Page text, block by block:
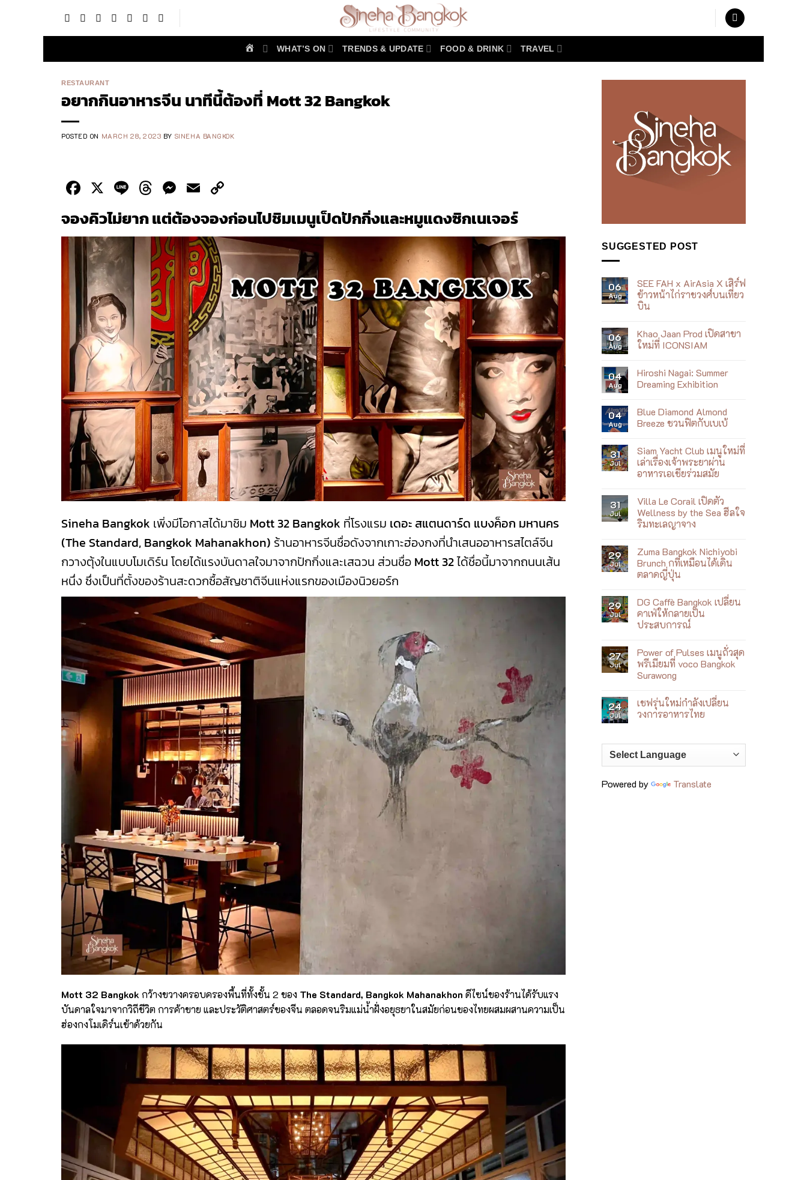
content
WHAT’S ON TRENDS & UPDATE FOOD & DRINK TRAVEL
RESTAURANT
อยากกินอาหารจีน นาทีนี้ต้องที่ Mott 32 Bangkok
POSTED ON MARCH 28, 2023 BY SINEHA BANGKOK
Facebook
X LineThreads
Messenger
Email
Link
จองคิวไม่ยาก แต่ต้องจองก่อนไปชิมเมนูเป็ดปักกิ่งและหมูแดงซิกเนเจอร์
Sineha Bangkok เพิ่งมีโอกาสได้มาชิม Mott 32 Bangkok ที่โรงแรม เดอะ สแตนดาร์ด แบงค็อก มหานคร
(The Standard, Bangkok Mahanakhon) ร้านอาหารจีนชื่อดังจากเกาะฮ่องกงที่นำเสนออาหารสไตล์จีน
กวางตุ้งในแบบโมเดิร์น โดยได้แรงบันดาลใจมาจากปักกิ่งและเสฉวน ส่วนชื่อ Mott 32ได้ชื่อนี้มาจากถนนเส้น
หนึ่ง ซึ่งเป็นที่ตั้งของร้านสะดวกซื้อสัญชาติจีนแห่งแรกของเมืองนิวยอร์ก
Mott 32 Bangkok กว้างขวางครอบครองพื้นที่ทั้งชั้น 2 ของ The Standard, Bangkok Mahanakhon ดีไซน์ของร้านได้รับแรง
บันดาลใจมาจากวิถีชีวิต การค้าขาย และประวัติศาสตร์ของจีน ตลอดจนริมแม่น้ำฝั่งอยุธยาในสมัยก่อนของไทยผสมผสานความเป็น
ฮ่องกงโมเดิร์นเข้าด้วยกัน
SUGGESTED POST
06
Aug
SEE FAH x AirAsia X เสิร์ฟ
ข้าวหน้าไก่ราชวงศ์บนเที่ยว
บิน
on
SEE
FAH
X
เสิร์ฟ
ข้าว
ราชวงศ์
บน
เที่ยว
06
Aug
Khao Jaan Prod เปิดสาขา
ใหม่ที่ ICONSIAM
on
Khao
Jaan
สาขา
ใหม่
ที่
04
Aug
Hiroshi Nagai: Summer
Dreaming Exhibition
on
Hiroshi
Nagai:
Exhibition
04
Aug
Blue Diamond Almond
Breeze ชวนฟิตกับเบเบ้
on
Blue
Diamond
Almond
ฟิต
กับ
เบ
เบ้
31
Jul
Siam Yacht Club เมนูใหม่ที่
เล่าเรื่องเจ้าพระยาผ่าน
อาหารเอเชียร่วมสมัย
on
Siam
Yacht
Club
ที่
เล่า
เรื่อง
เจ้าพระยา
ผ่าน
ร่วม
สมัย
31
Jul
Villa Le Corail เปิดตัว
Wellness by the Sea ฮีลใจ
ริมทะเลญาจาง
on
Villa
Le
Corail
Wellness
by
the
Sea
ฮีล
ทะเล
ญา
จาง
29
Jul
Zuma Bangkok Nichiyobi
Brunch กที่เหมือนได้เดิน
ตลาดญี่ปุ่น
on
Zuma
Bangkok
Nichiyobi
ที่
เหมือน
ได้
เดิน
ตลาด
29
Jul
DG Caffè Bangkok เปลี่ยน
คาเฟ่ให้กลายเป็น
ประสบการณ์
on
DG
Caffè
Bangkok
ให้
กลาย
เป็น
27
Jul
Power of Pulses เมนูถั่วสุด
พรีเมียมที่ voco Bangkok
Surawong
Comments
on
Power
of
ถั่ว
สุด
พรีเมียม
ที่
Bangkok
Surawong
24
Jul
เชฟรุ่นใหม่กำลังเปลี่ยน
วงการอาหารไทย
on
เชฟ
รุ่น
ใหม่
เปลี่ยน
วงการ
Powered by Translate